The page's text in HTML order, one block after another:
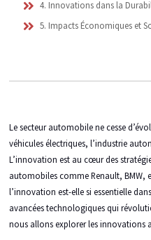
4. Innovations dans la
5. Impacts Économiques et
Le secteur automobile ne cesse
véhicules électriques, l’industrie
L’innovation est au cœur des
automobiles comme Renault, BMW,
l’innovation est-elle si essentielle
avancées technologiques qui
nous allons explorer les innovations